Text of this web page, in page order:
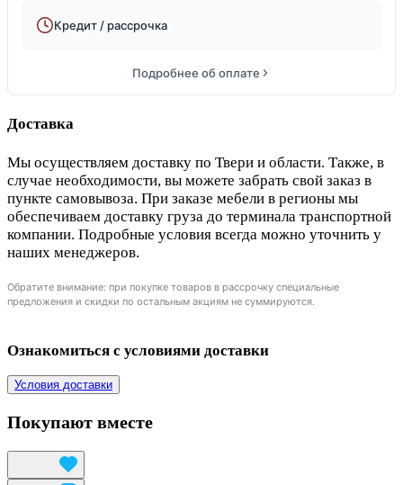
Кредит / рассрочка
Подробнее об оплате
Доставка
Мы осуществляем доставку по Твери и области. Также, в
случае необходимости, вы можете забрать свой заказ в
пункте самовывоза. При заказе мебели в регионы мы
обеспечиваем доставку груза до терминала транспортной
компании. Подробные условия всегда можно уточнить у
наших менеджеров.
Обратите внимание: при покупке товаров в рассрочку специальные
предложения и скидки по остальным акциям не суммируются.
Ознакомиться с условиями доставки
Условия доставки
Покупают вместе